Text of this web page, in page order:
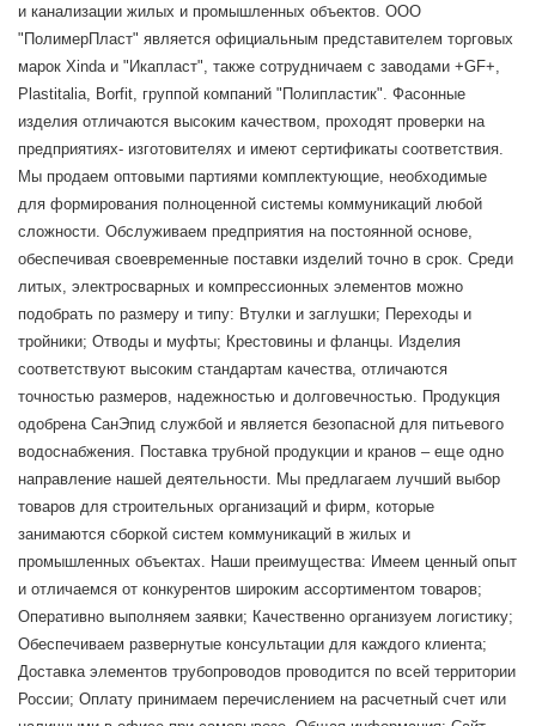
и канализации жилых и промышленных объектов. ООО
"ПолимерПласт" является официальным представителем торговых
марок Xinda и "Икапласт", также сотрудничаем с заводами +GF+,
Plastitalia, Borfit, группой компаний "Полипластик". Фасонные
изделия отличаются высоким качеством, проходят проверки на
предприятиях- изготовителях и имеют сертификаты соответствия.
Мы продаем оптовыми партиями комплектующие, необходимые
для формирования полноценной системы коммуникаций любой
сложности. Обслуживаем предприятия на постоянной основе,
обеспечивая своевременные поставки изделий точно в срок. Среди
литых, электросварных и компрессионных элементов можно
подобрать по размеру и типу: Втулки и заглушки; Переходы и
тройники; Отводы и муфты; Крестовины и фланцы. Изделия
соответствуют высоким стандартам качества, отличаются
точностью размеров, надежностью и долговечностью. Продукция
одобрена СанЭпид службой и является безопасной для питьевого
водоснабжения. Поставка трубной продукции и кранов – еще одно
направление нашей деятельности. Мы предлагаем лучший выбор
товаров для строительных организаций и фирм, которые
занимаются сборкой систем коммуникаций в жилых и
промышленных объектах. Наши преимущества: Имеем ценный опыт
и отличаемся от конкурентов широким ассортиментом товаров;
Оперативно выполняем заявки; Качественно организуем логистику;
Обеспечиваем развернутые консультации для каждого клиента;
Доставка элементов трубопроводов проводится по всей территории
России; Оплату принимаем перечислением на расчетный счет или